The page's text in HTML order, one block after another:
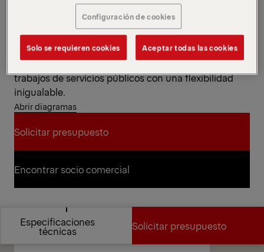
aislada con un alcance de 40' y una rotación
completa de 360 grados. Diseñado para trabajos
pesados, cuenta con un cabrestante hidráulico y un
brazo de 3' que levanta hasta 1000 libras, perfecto
para el manejo de materiales de alta exigencia y
trabajos de servicios públicos con una flexibilidad
inigualable.
Abrir diagramas
Solicitar presupuesto
Solicitar presupuesto
Encontrar socio comercial
Encontrar socio comercial
Especificaciones
técnicas Solicitar presupuesto
Diagramas
Configuración de cookies
Solo se requieren cookies Aceptar todas las cookies